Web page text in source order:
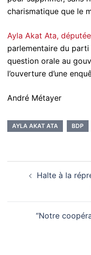
charismatique que le
Ayla Akat Ata,
parlementaire du
question orale au
l’ouverture d’une
André Métayer
AYLA AKAT ATA BDP
d’articleHalte à la
“Notre